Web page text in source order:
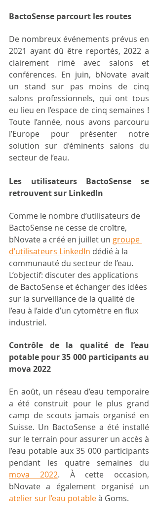
BactoSense parcourt les routes
De nombreux événements prévus en
2021 ayant dû être reportés, 2022 a
clairement rimé avec salons et
conférences. En juin, bNovate avait
un stand sur pas moins de cinq
salons professionnels, qui ont tous
eu lieu en l’espace de cinq semaines !
Toute l’année, nous avons parcouru
l’Europe pour présenter notre
solution sur d’éminents salons du
secteur de l’eau.
Les utilisateurs BactoSense se
retrouvent sur LinkedIn
Comme le nombre d’utilisateurs de
BactoSense ne cesse de croître,
bNovate a créé en juillet un groupe
d’utilisateurs LinkedIn dédié à la
communauté du secteur de l’eau.
L’objectif: discuter des applications
de BactoSense et échanger des idées
sur la surveillance de la qualité de
l’eau à l’aide d’un cytomètre en flux
industriel.
Contrôle de la qualité de l’eau
potable pour 35 000 participants au
mova 2022
En août, un réseau d’eau temporaire
a été construit pour le plus grand
camp de scouts jamais organisé en
Suisse. Un BactoSense a été installé
sur le terrain pour assurer un accès à
l’eau potable aux 35 000 participants
mova 2022. À cette occasion,
atelier sur l’eau potable à Goms.